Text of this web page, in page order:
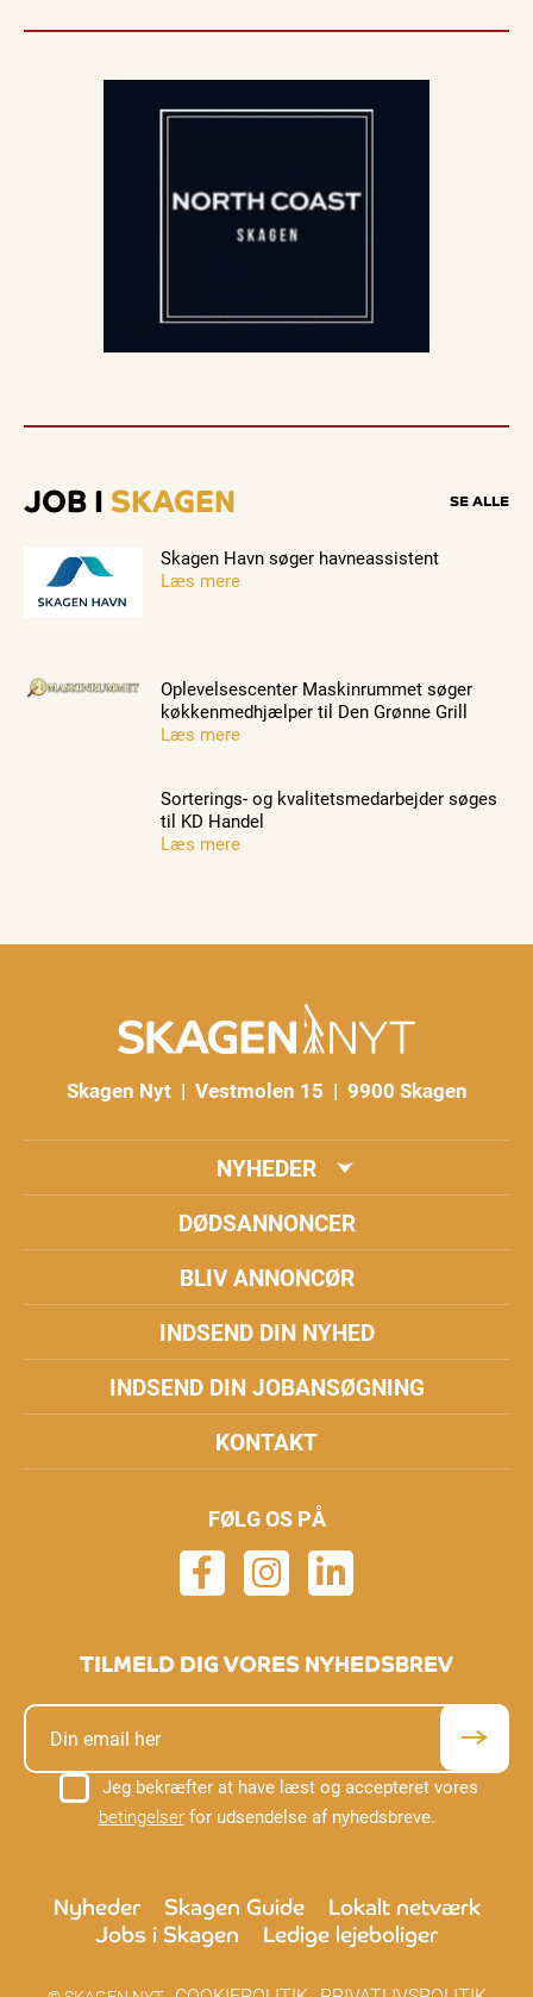
JOB I SKAGEN SE ALLE
Skagen Havn søger havneassistent
Læs mere
Oplevelsescenter Maskinrummet søger
køkkenmedhjælper til Den Grønne Grill
Læs mere
Sorterings- og kvalitetsmedarbejder søges
til KD Handel
Læs mere
Skagen Nyt | Vestmolen 15 | 9900 Skagen
NYHEDER
DØDSANNONCER
BLIV ANNONCØR
INDSEND DIN NYHED
INDSEND DIN JOBANSØGNING
KONTAKT
FØLG OS PÅ
TILMELD DIG VORES NYHEDSBREV
Jeg bekræfter at have læst og accepteret vores
betingelserfor udsendelse af nyhedsbreve.
Nyheder Skagen Guide
Lokalt netværk
Jobs i Skagen
Ledige lejeboliger